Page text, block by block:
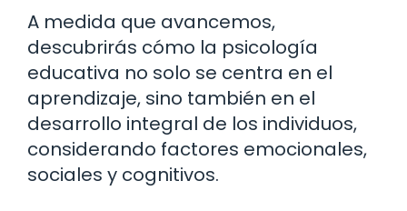
A medida que avancemos,
descubrirás cómo la psicología
educativa no solo se centra en el
aprendizaje, sino también en el
desarrollo integral de los individuos,
considerando factores emocionales,
sociales y cognitivos.